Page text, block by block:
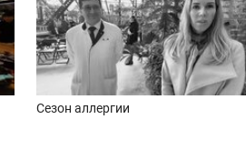
Сезон аллергии